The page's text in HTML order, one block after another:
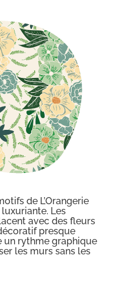
de L’Orangerie
Les
avec des fleurs
presque
un rythme graphique
les murs sans les